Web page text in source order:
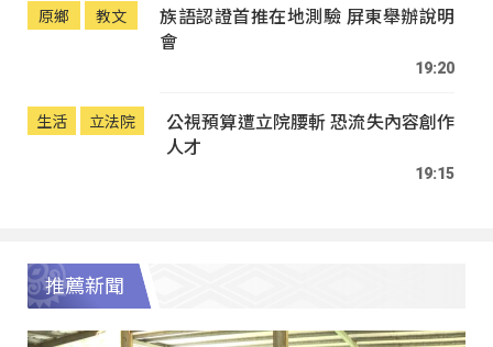
原鄉 教文
族語認證首推在地測驗 屏東舉辦說明
會
19:20
生活 立法院
公視預算遭立院腰斬 恐流失內容創作
人才
19:15
推薦新聞